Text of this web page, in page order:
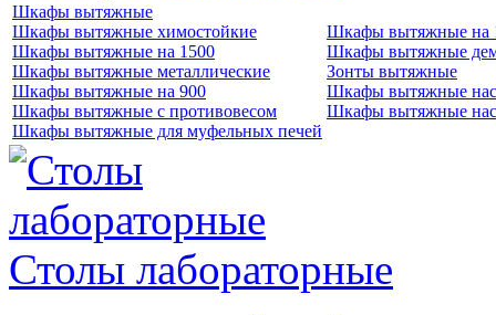
Шкафы вытяжные
Шкафы вытяжные химостойкие
Шкафы вытяжные на 1500
Шкафы вытяжные металлические
Шкафы вытяжные на 900
Шкафы вытяжные с противовесом
Шкафы вытяжные для муфельных печей
Шкафы вытяжные на
Шкафы вытяжные
Зонты вытяжные
Шкафы вытяжные
Шкафы вытяжные
Столы лабораторные